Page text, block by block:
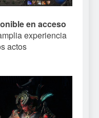
en acceso
experiencia
actos